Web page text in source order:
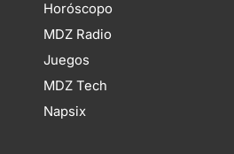
Horóscopo
MDZ Radio
Juegos
MDZ Tech
Napsix